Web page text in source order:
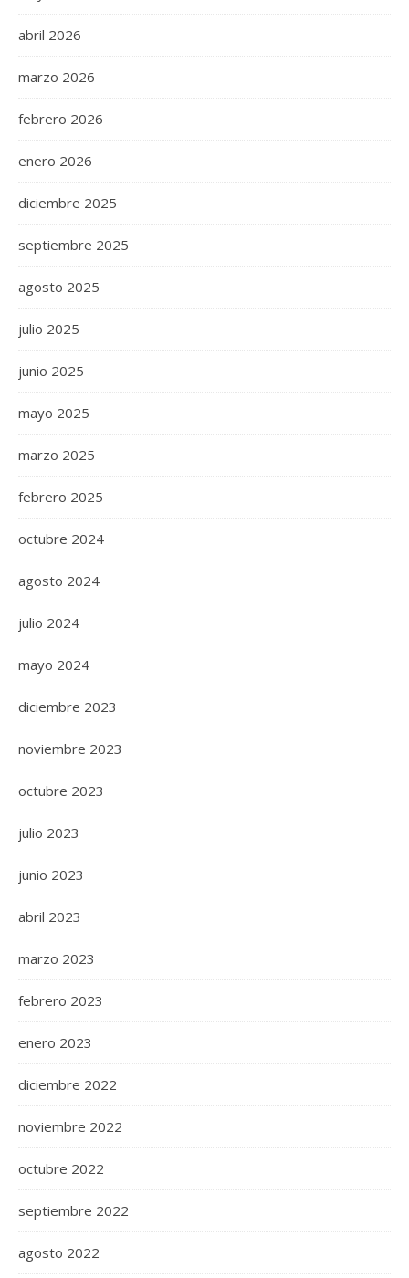
abril 2026
marzo 2026
febrero 2026
enero 2026
diciembre 2025
septiembre 2025
agosto 2025
julio 2025
junio 2025
mayo 2025
marzo 2025
febrero 2025
octubre 2024
agosto 2024
julio 2024
mayo 2024
diciembre 2023
noviembre 2023
octubre 2023
julio 2023
junio 2023
abril 2023
marzo 2023
febrero 2023
enero 2023
diciembre 2022
noviembre 2022
octubre 2022
septiembre 2022
agosto 2022